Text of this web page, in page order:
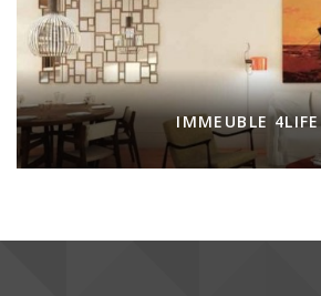
IMMEUBLE 4LIFE